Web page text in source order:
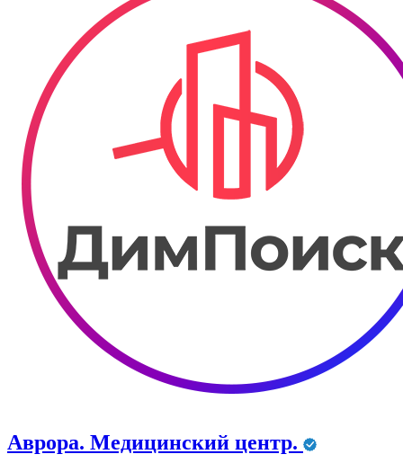
Аврора. Медицинский центр.